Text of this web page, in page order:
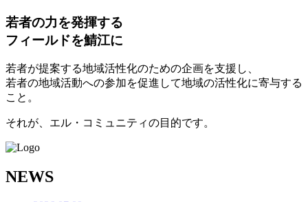
若者の力を発揮する
フィールドを鯖江に
若者が提案する地域活性化のための企画を支援し、
若者の地域活動への参加を促進して地域の活性化に寄与する
こと。
それが、エル・コミュニティの目的です。
NEWS